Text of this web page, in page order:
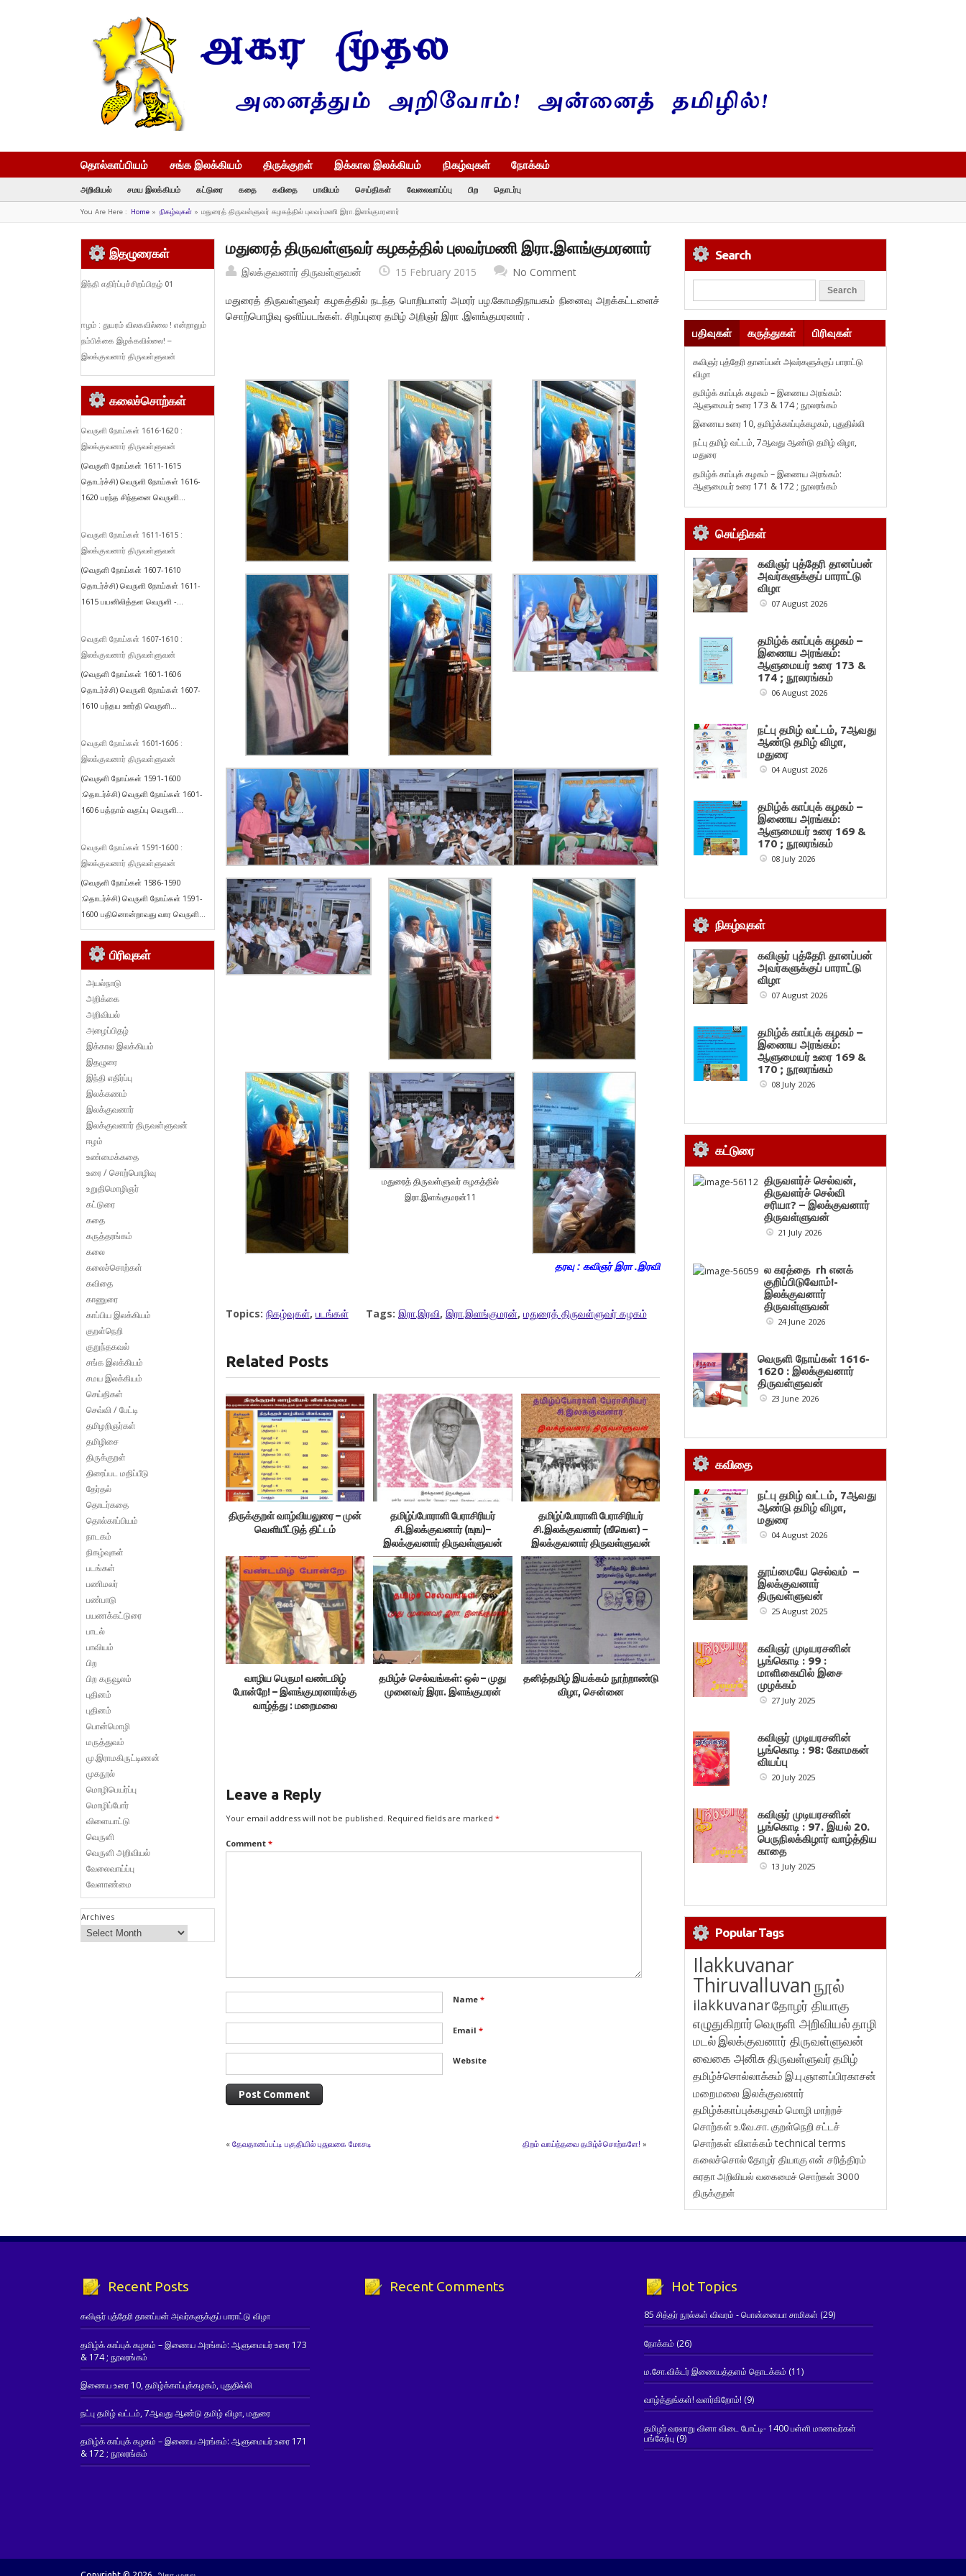
தொல்காப்பியம் சங்க இலக்கியம் திருக்குறள் இக்கால இலக்கியம் நிகழ்வுகள் நோக்கம்
அறிவியல் சமய இலக்கியம் கட்டுரை கதை கவிதை பாவியம் செய்திகள் வேலைவாய்ப்பு பிற தொடர்பு
You Are Here : Home» நிகழ்வுகள்» மதுரைத் திருவள்ளுவர் கழகத்தில் புலவர்மணி இரா.இளங்குமரனார்
மதுரைத் திருவள்ளுவர் கழகத்தில் புலவர்மணி இரா.இளங்குமரனார்
இலக்குவனார் திருவள்ளுவன் 15 February 2015 No Comment
மதுரைத் திருவள்ளுவர் கழகத்தில் நடந்த பொறியாளர் அமரர் பழ.கோமதிநாயகம் நினைவு அறக்கட்டளைச்
சொற்பொழிவு ஒளிப்படங்கள். சிறப்புரை தமிழ் அறிஞர் இரா .இளங்குமரனார் .
மதுரைத் திருவள்ளுவர் கழகத்தில்
இரா.இளங்குமரன்11
தரவு : கவிஞர் இரா .இரவி
Topics: நிகழ்வுகள், படங்கள் Tags: இரா.இரவி, இரா.இளங்குமரன், மதுரைத் திருவள்ளுவர் கழகம்
Related Posts
திருக்குறள் வாழ்வியலுரை – முன்
வெளியீட்டுத் திட்டம்
தமிழ்ப்போராளி பேராசிரியர்
சி.இலக்குவனார் (ஙுங)–
இலக்குவனார் திருவள்ளுவன்
தமிழ்ப்போராளி பேராசிரியர்
சி.இலக்குவனார் (ஙீ‌ஙௌ) –
இலக்குவனார் திருவள்ளுவன்
வாழிய பெரும! வண்டமிழ்
போன்றே! – இளங்குமரனார்க்கு
வாழ்த்து : மறைமலை
தமிழ்ச் செல்வங்கள்: ஒல் – முது
முனைவர் இரா. இளங்குமரன்
தனித்தமிழ் இயக்கம் நூற்றாண்டு
விழா, சென்னை
Leave a Reply
Your email address will not be published. Required fields are marked *
Comment *
Name *
Email *
Website
« தேவதானப்பட்டி பகுதியில் புதுவகை மோசடி திறம் வாய்ந்தவை தமிழ்ச்சொற்களே! »
இதழுரைகள்
இந்தி எதிர்ப்புச்சிறப்பிதழ் 01
ஈழம் : துயரம் விலகவில்லை ! என்றாலும்
நம்பிக்கை இழக்கவில்லை! –
இலக்குவனார் திருவள்ளுவன்
கலைச்சொற்கள்
வெருளி நோய்கள் 1616-1620 :
இலக்குவனார் திருவள்ளுவன்
(வெருளி நோய்கள் 1611-1615
தொடர்ச்சி) வெருளி நோய்கள் 1616-
1620 பரந்த சிந்தனை வெருளி...
வெருளி நோய்கள் 1611-1615 :
இலக்குவனார் திருவள்ளுவன்
(வெருளி நோய்கள் 1607-1610
தொடர்ச்சி) வெருளி நோய்கள் 1611-
1615 பயனிலித்தள வெருளி -...
வெருளி நோய்கள் 1607-1610 :
இலக்குவனார் திருவள்ளுவன்
(வெருளி நோய்கள் 1601-1606
தொடர்ச்சி) வெருளி நோய்கள் 1607-
1610 பந்தய ஊர்தி வெருளி...
வெருளி நோய்கள் 1601-1606 :
இலக்குவனார் திருவள்ளுவன்
(வெருளி நோய்கள் 1591-1600
:தொடர்ச்சி) வெருளி நோய்கள் 1601-
1606 பத்தாம் வகுப்பு வெருளி...
வெருளி நோய்கள் 1591-1600 :
இலக்குவனார் திருவள்ளுவன்
(வெருளி நோய்கள் 1586-1590
:தொடர்ச்சி) வெருளி நோய்கள் 1591-
1600 பதினொன்றாவது வார வெருளி...
பிரிவுகள்
அயல்நாடு
அறிக்கை
அறிவியல்
அழைப்பிதழ்
இக்கால இலக்கியம்
இதழுரை
இந்தி எதிர்ப்பு
இலக்கணம்
இலக்குவனார்
இலக்குவனார் திருவள்ளுவன்
ஈழம்
உண்மைக்கதை
உரை / சொற்பொழிவு
உறுதிமொழிஞர்
கட்டுரை
கதை
கருத்தரங்கம்
கலை
கலைச்சொற்கள்
கவிதை
காணுரை
காப்பிய இலக்கியம்
குறள்நெறி
குறுந்தகவல்
சங்க இலக்கியம்
சமய இலக்கியம்
செய்திகள்
செவ்வி / பேட்டி
தமிழறிஞர்கள்
தமிழிசை
திருக்குறள்
திரைப்பட மதிப்பீடு
தேர்தல்
தொடர்கதை
தொல்காப்பியம்
நாடகம்
நிகழ்வுகள்
படங்கள்
பணிமலர்
பண்பாடு
பயணக்கட்டுரை
பாடல்
பாவியம்
பிற
பிற கருவூலம்
புதினம்
புதினம்
பொன்மொழி
மருத்துவம்
மு.இராமகிருட்டிணன்
முகநூல்
மொழிபெயர்ப்பு
மொழிப்போர்
விளையாட்டு
வெருளி
வெருளி அறிவியல்
வேலைவாய்ப்பு
வேளாண்மை
Archives
Search
பதிவுகள் கருத்துகள் பிரிவுகள்
கவிஞர் புத்தேரி தானப்பன் அவர்களுக்குப் பாராட்டு
விழா
தமிழ்க் காப்புக் கழகம் – இணைய அரங்கம்:
ஆளுமையர் உரை 173 & 174 ; நூலரங்கம்
இணைய உரை 10, தமிழ்க்காப்புக்கழகம், புதுதில்லி
நட்பு தமிழ் வட்டம், 7ஆவது ஆண்டு தமிழ் விழா,
மதுரை
தமிழ்க் காப்புக் கழகம் – இணைய அரங்கம்:
ஆளுமையர் உரை 171 & 172 ; நூலரங்கம்
செய்திகள்
கவிஞர் புத்தேரி தானப்பன்
அவர்களுக்குப் பாராட்டு
விழா
07 August 2026
தமிழ்க் காப்புக் கழகம் –
இணைய அரங்கம்:
ஆளுமையர் உரை 173 &
174 ; நூலரங்கம்
06 August 2026
நட்பு தமிழ் வட்டம், 7ஆவது
ஆண்டு தமிழ் விழா,
மதுரை
04 August 2026
தமிழ்க் காப்புக் கழகம் –
இணைய அரங்கம்:
ஆளுமையர் உரை 169 &
170 ; நூலரங்கம்
08 July 2026
நிகழ்வுகள்
கவிஞர் புத்தேரி தானப்பன்
அவர்களுக்குப் பாராட்டு
விழா
07 August 2026
தமிழ்க் காப்புக் கழகம் –
இணைய அரங்கம்:
ஆளுமையர் உரை 169 &
170 ; நூலரங்கம்
08 July 2026
கட்டுரை
திருவளர்ச் செல்வன்,
திருவளர்ச் செல்வி
சரியா? – இலக்குவனார்
திருவள்ளுவன்
21 July 2026
ல கரத்தை rh எனக்
குறிப்பிடுவோம்!-
இலக்குவனார்
திருவள்ளுவன்
24 June 2026
வெருளி நோய்கள் 1616-
1620 : இலக்குவனார்
திருவள்ளுவன்
23 June 2026
கவிதை
நட்பு தமிழ் வட்டம், 7ஆவது
ஆண்டு தமிழ் விழா,
மதுரை
04 August 2026
தூய்மையே செல்வம் –
இலக்குவனார்
திருவள்ளுவன்
25 August 2025
கவிஞர் முடியரசனின்
பூங்கொடி : 99 :
மாளிகையில் இசை
முழக்கம்
27 July 2025
கவிஞர் முடியரசனின்
பூங்கொடி : 98: கோமகன்
வியப்பு
20 July 2025
கவிஞர் முடியரசனின்
பூங்கொடி : 97. இயல் 20.
பெருநிலக்கிழார் வாழ்த்திய
காதை
13 July 2025
Popular Tags
Ilakkuvanar
Thiruvalluvanநூல்
ilakkuvanarதோழர் தியாகு
எழுதுகிறார்வெருளி அறிவியல்தாழி
மடல்இலக்குவனார் திருவள்ளுவன்
வைகை அனிசுதிருவள்ளுவர்தமிழ்
தமிழ்ச்சொல்லாக்கம் இ.பு.ஞானப்பிரகாசன்
மறைமலை இலக்குவனார்
தமிழ்க்காப்புக்கழகம் மொழி மாற்றச்
சொற்கள்உ.வே.சா. குறள்நெறி சட்டச்
சொற்கள் விளக்கம்technical terms
கலைச்சொல்தோழர் தியாகுஎன் சரித்திரம்
சுரதாஅறிவியல் வகைமைச் சொற்கள் 3000
திருக்குறள்
Recent Posts
கவிஞர் புத்தேரி தானப்பன் அவர்களுக்குப் பாராட்டு விழா
தமிழ்க் காப்புக் கழகம் – இணைய அரங்கம்: ஆளுமையர் உரை 173
& 174 ; நூலரங்கம்
இணைய உரை 10, தமிழ்க்காப்புக்கழகம், புதுதில்லி
நட்பு தமிழ் வட்டம், 7ஆவது ஆண்டு தமிழ் விழா, மதுரை
தமிழ்க் காப்புக் கழகம் – இணைய அரங்கம்: ஆளுமையர் உரை 171
& 172 ; நூலரங்கம்
Recent Comments Hot Topics
85 சித்தர் நூல்கள் விவரம் - பொன்னையா சாமிகள் (29)
நோக்கம் (26)
ம.சோ.விக்டர் இணையத்தளம் தொடக்கம் (11)
வாழ்த்துங்கள்! வளர்கிறோம்! (9)
தமிழர் வரலாறு வினா விடை போட்டி- 1400 பள்ளி மாணவர்கள்
பங்கேற்பு(9)